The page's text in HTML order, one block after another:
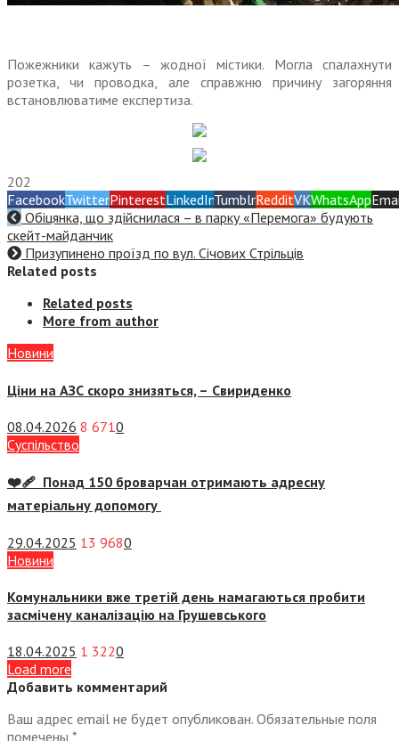
Пожежники кажуть – жодної містики. Могла спалахнути
розетка, чи проводка, але справжню причину загоряння
встановлюватиме експертиза.
202
FacebookTwitterPinterestLinkedInTumblrRedditVKWhatsApp
Обіцянка, що здійснилася – в парку «Перемога» будують
скейт-майданчик
Призупинено проїзд по вул. Січових Стрільців
Related posts
Related posts
More from author
Новини
Ціни на АЗС скоро знизяться, – Свириденко
08.04.2026 8 6710
Суспiльство
❤️‍🩹 Понад 150 броварчан отримають адресну
матеріальну допомогу
29.04.2025 13 9680
Новини
Комунальники вже третій день намагаються пробити
засмічену каналізацію на Грушевського
18.04.2025 1 3220
Load more
Добавить комментарий
Ваш адрес email не будет опубликован. Обязательные поля
помечены *